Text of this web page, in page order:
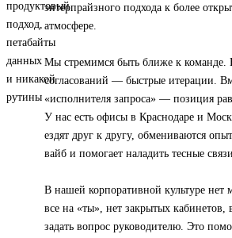
энтерпрайзного подхода к более
атмосфере.
Мы стремимся быть ближе к команде.
согласований — быстрые итерации.
«исполнителя запроса» — позиция
У нас есть офисы в Краснодаре и
ездят друг к другу, обмениваются
вайб и помогает наладить тесные
В нашей корпоративной культуре нет
все на «ты», нет закрытых
задать вопрос руководителю. Это